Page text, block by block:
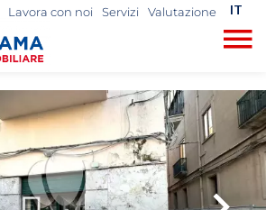
Lavora con noi Servizi Valutazione IT